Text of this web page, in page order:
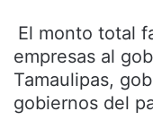
El monto total
empresas al
Tamaulipas,
gobiernos del